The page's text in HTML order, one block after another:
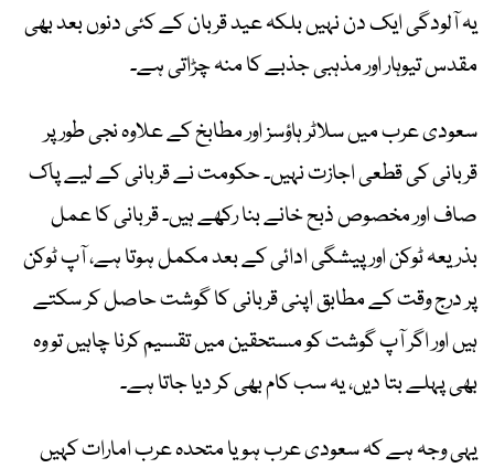
یہ آلودگی ایک دن نہیں بلکہ عید قربان کے کئی دنوں بعد بھی
مقدس تیوہار اور مذہبی جذبے کا منہ چڑاتی ہے۔
سعودی عرب میں سلاٹر ہاؤسز اور مطابخ کے علاوہ نجی طور پر
قربانی کی قطعی اجازت نہیں۔ حکومت نے قربانی کے لیے پاک
صاف اور مخصوص ذبح خانے بنا رکھے ہیں۔ قربانی کا عمل
بذریعہ ٹوکن اور پیشگی ادائی کے بعد مکمل ہوتا ہے، آپ ٹوکن
پر درج وقت کے مطابق اپنی قربانی کا گوشت حاصل کر سکتے
ہیں اور اگر آپ گوشت کو مستحقین میں تقسیم کرنا چاہیں تو وہ
بھی پہلے بتا دیں، یہ سب کام بھی کر دیا جاتا ہے۔
یہی وجہ ہے کہ سعودی عرب ہو یا متحدہ عرب امارات کہیں